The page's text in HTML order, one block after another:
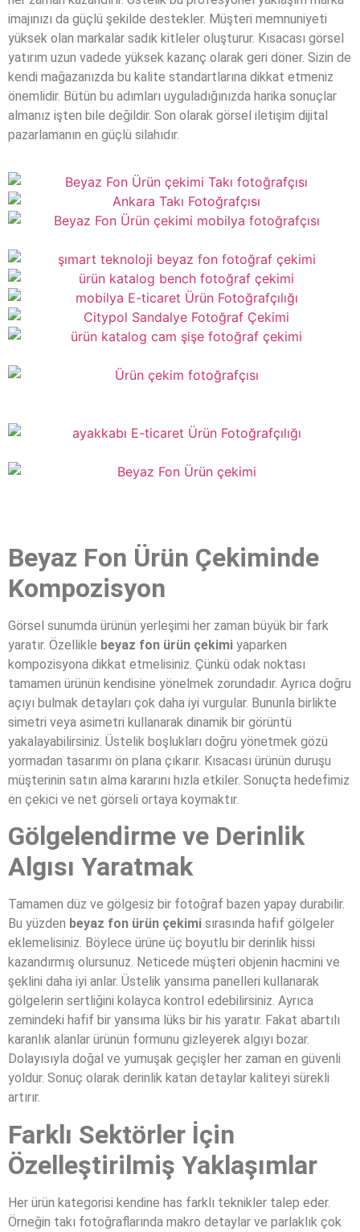
imajınızı da güçlü şekilde destekler. Müşteri memnuniyeti
yüksek olan markalar sadık kitleler oluşturur. Kısacası görsel
yatırım uzun vadede yüksek kazanç olarak geri döner. Sizin de
kendi mağazanızda bu kalite standartlarına dikkat etmeniz
önemlidir. Bütün bu adımları uyguladığınızda harika sonuçlar
almanız işten bile değildir. Son olarak görsel iletişim dijital
pazarlamanın en güçlü silahıdır.
Beyaz Fon Ürün Çekiminde
Kompozisyon
Görsel sunumda ürünün yerleşimi her zaman büyük bir fark
yaratır. Özellikle beyaz fon ürün çekimi yaparken
kompozisyona dikkat etmelisiniz. Çünkü odak noktası
tamamen ürünün kendisine yönelmek zorundadır. Ayrıca doğru
açıyı bulmak detayları çok daha iyi vurgular. Bununla birlikte
simetri veya asimetri kullanarak dinamik bir görüntü
yakalayabilirsiniz. Üstelik boşlukları doğru yönetmek gözü
yormadan tasarımı ön plana çıkarır. Kısacası ürünün duruşu
müşterinin satın alma kararını hızla etkiler. Sonuçta hedefimiz
en çekici ve net görseli ortaya koymaktır.
Gölgelendirme ve Derinlik
Algısı Yaratmak
Tamamen düz ve gölgesiz bir fotoğraf bazen yapay durabilir.
Bu yüzden beyaz fon ürün çekimi sırasında hafif gölgeler
eklemelisiniz. Böylece ürüne üç boyutlu bir derinlik hissi
kazandırmış olursunuz. Neticede müşteri objenin hacmini ve
şeklini daha iyi anlar. Üstelik yansıma panelleri kullanarak
gölgelerin sertliğini kolayca kontrol edebilirsiniz. Ayrıca
zemindeki hafif bir yansıma lüks bir his yaratır. Fakat abartılı
karanlık alanlar ürünün formunu gizleyerek algıyı bozar.
Dolayısıyla doğal ve yumuşak geçişler her zaman en güvenli
yoldur. Sonuç olarak derinlik katan detaylar kaliteyi sürekli
artırır.
Farklı Sektörler İçin
Özelleştirilmiş Yaklaşımlar
Her ürün kategorisi kendine has farklı teknikler talep eder.
Örneğin takı fotoğraflarında makro detaylar ve parlaklık çok